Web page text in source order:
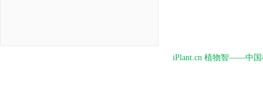
iPlant.cn 植物智——中国